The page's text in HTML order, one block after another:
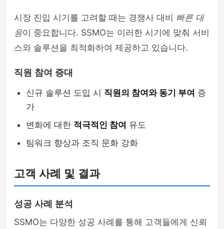
시장 진입 시기를 고려할 때는 경쟁사 대비 빠른 대
응이 중요합니다. SSMO는 이러한 시기에 맞춰 서비
스와 솔루션을 최적화하여 제공하고 있습니다.
직원 참여 증대
신규 솔루션 도입 시 직원의 참여와 동기 부여 증
가
변화에 대한 적극적인 참여 유도
팀워크 향상과 조직 문화 강화
고객 사례 및 결과
성공 사례 분석
SSMO는 다양한 성공 사례를 통해 고객들에게 신뢰